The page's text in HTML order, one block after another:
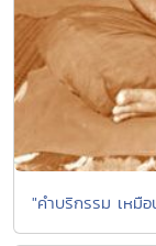
"คำบริกรรม เหมื